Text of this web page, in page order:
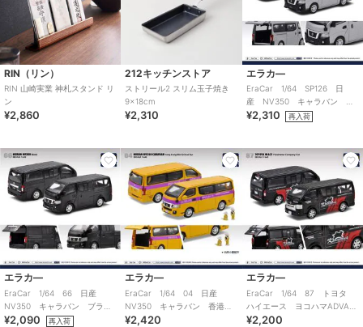
RIN（リン）
RIN 山崎実業 神札スタンド リ
ン
¥2,860
212キッチンストア
ストリール2 スリム玉子焼き
9×18cm
¥2,310
エラカ―
EraCar 1/64 SP126 日
産 NV350 キャラバン シ
ルバー 日本限定カラー
¥2,310 再入荷
エラカ―
EraCar 1/64 66 日産
NV350 キャラバン ブラッ
ク
¥2,090 再入荷
エラカ―
EraCar 1/64 04 日産
NV350 キャラバン 香港ミ
ニスクールバス
¥2,420
エラカ―
EraCar 1/64 87 トヨタ
ハイエース ヨコハマADVAN
カンパニーカー
¥2,200